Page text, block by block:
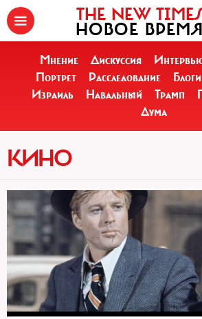
THE NEW TIMES
НОВОЕ ВРЕМЯ
Мнение Дискуссия
Портрет
Расследование Блоги
Израиль
Навальный Трамп
Дума
КИНО